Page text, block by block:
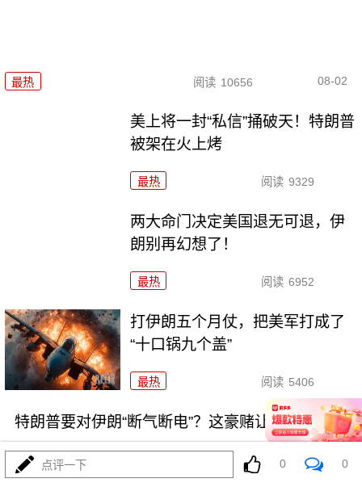
最热 阅读 10656 08-02
美上将一封“私信”捅破天！特朗普
被架在火上烤
最热 阅读 9329
两大命门决定美国退无可退，伊
朗别再幻想了！
最热 阅读 6952
打伊朗五个月仗，把美军打成了
“十口锅九个盖”
最热 阅读 5406
特朗普要对伊朗“断气断电”？这豪赌让全球买单
点评一下 0 0